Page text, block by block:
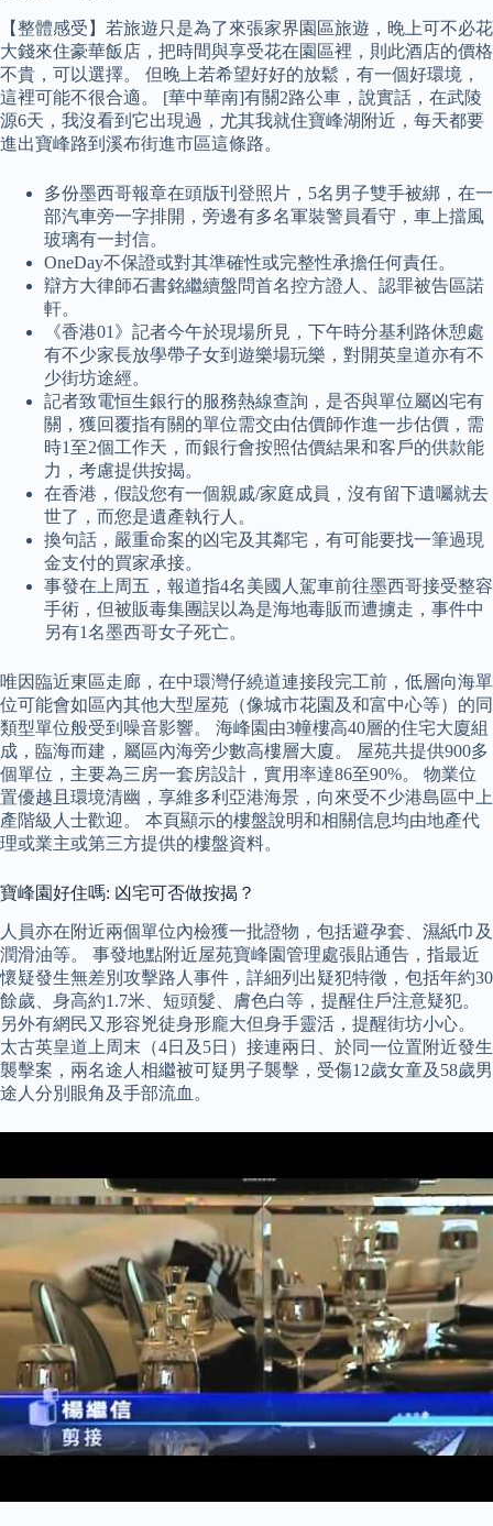
【整體感受】若旅遊只是為了來張家界園區旅遊，晚上可不必花
大錢來住豪華飯店，把時間與享受花在園區裡，則此酒店的價格
不貴，可以選擇。 但晚上若希望好好的放鬆，有一個好環境，
這裡可能不很合適。 [華中華南]有關2路公車，說實話，在武陵
源6天，我沒看到它出現過，尤其我就住寶峰湖附近，每天都要
進出寶峰路到溪布街進市區這條路。
多份墨西哥報章在頭版刊登照片，5名男子雙手被綁，在一
部汽車旁一字排開，旁邊有多名軍裝警員看守，車上擋風
玻璃有一封信。
OneDay不保證或對其準確性或完整性承擔任何責任。
辯方大律師石書銘繼續盤問首名控方證人、認罪被告區諾
軒。
《香港01》記者今午於現場所見，下午時分基利路休憩處
有不少家長放學帶子女到遊樂場玩樂，對開英皇道亦有不
少街坊途經。
記者致電恒生銀行的服務熱線查詢，是否與單位屬凶宅有
關，獲回覆指有關的單位需交由估價師作進一步估價，需
時1至2個工作天，而銀行會按照估價結果和客戶的供款能
力，考慮提供按揭。
在香港，假設您有一個親戚/家庭成員，沒有留下遺囑就去
世了，而您是遺產執行人。
換句話，嚴重命案的凶宅及其鄰宅，有可能要找一筆過現
金支付的買家承接。
事發在上周五，報道指4名美國人駕車前往墨西哥接受整容
手術，但被販毒集團誤以為是海地毒販而遭擄走，事件中
另有1名墨西哥女子死亡。
唯因臨近東區走廊，在中環灣仔繞道連接段完工前，低層向海單
位可能會如區內其他大型屋苑（像城市花園及和富中心等）的同
類型單位般受到噪音影響。 海峰園由3幢樓高40層的住宅大廈組
成，臨海而建，屬區內海旁少數高樓層大廈。 屋苑共提供900多
個單位，主要為三房一套房設計，實用率達86至90%。 物業位
置優越且環境清幽，享維多利亞港海景，向來受不少港島區中上
產階級人士歡迎。 本頁顯示的樓盤說明和相關信息均由地產代
理或業主或第三方提供的樓盤資料。
寶峰園好住嗎: 凶宅可否做按揭？
人員亦在附近兩個單位內檢獲一批證物，包括避孕套、濕紙巾及
潤滑油等。 事發地點附近屋苑寶峰園管理處張貼通告，指最近
懷疑發生無差別攻擊路人事件，詳細列出疑犯特徵，包括年約30
餘歲、身高約1.7米、短頭髮、膚色白等，提醒住戶注意疑犯。
另外有網民又形容兇徒身形龐大但身手靈活，提醒街坊小心。
太古英皇道上周末（4日及5日）接連兩日、於同一位置附近發生
襲擊案，兩名途人相繼被可疑男子襲擊，受傷12歲女童及58歲男
途人分別眼角及手部流血。